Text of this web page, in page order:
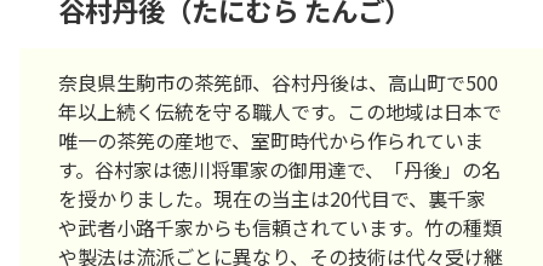
谷村丹後（たにむら たんご）
奈良県生駒市の茶筅師、谷村丹後は、高山町で500
年以上続く伝統を守る職人です。この地域は日本で
唯一の茶筅の産地で、室町時代から作られていま
す。谷村家は徳川将軍家の御用達で、「丹後」の名
を授かりました。現在の当主は20代目で、裏千家
や武者小路千家からも信頼されています。竹の種類
や製法は流派ごとに異なり、その技術は代々受け継